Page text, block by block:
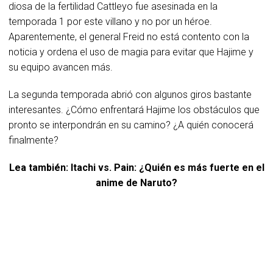
diosa de la fertilidad Cattleyo fue asesinada en la
temporada 1 por este villano y no por un héroe.
Aparentemente, el general Freid no está contento con la
noticia y ordena el uso de magia para evitar que Hajime y
su equipo avancen más.
La segunda temporada abrió con algunos giros bastante
interesantes. ¿Cómo enfrentará Hajime los obstáculos que
pronto se interpondrán en su camino? ¿A quién conocerá
finalmente?
Lea también: Itachi vs. Pain: ¿Quién es más fuerte en el
anime de Naruto?